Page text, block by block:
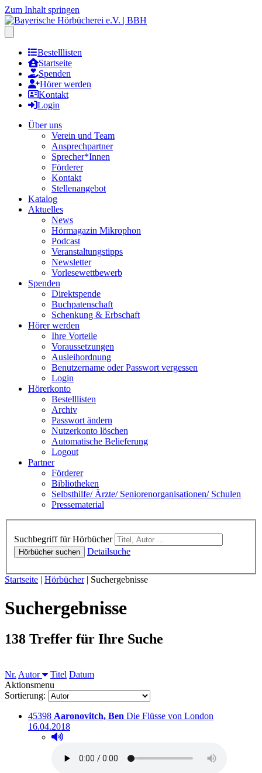
Zum Inhalt springen
Bestelllisten
Startseite
Spenden
Hörer werden
Kontakt
Login
Über uns
Verein und Team
Ansprechpartner
Sprecher*Innen
Förderer
Kontakt
Stellenangebot
Katalog
Aktuelles
News
Hörmagazin Mikrophon
Podcast
Veranstaltungstipps
Newsletter
Vorlesewettbewerb
Spenden
Direktspende
Buchpatenschaft
Schenkung & Erbschaft
Hörer werden
Ihre Vorteile
Voraussetzungen
Ausleihordnung
Benutzername oder Passwort vergessen
Login
Hörerkonto
Bestelllisten
Archiv
Passwort ändern
Nutzerkonto löschen
Automatische Belieferung
Logout
Partner
Förderer
Bibliotheken
Selbsthilfe/ Ärzte/ Seniorenorganisationen/ Schulen
Pressematerial
Suchbegriff für Hörbücher
Hörbücher suchen Detailsuche
Sie sind hier:
Startseite | Hörbücher| Suchergebnisse
Suchergebnisse
138 Treffer für Ihre Suche
Nr. Autor Sortieren nach
Titel Datum
Aktionsmenu
Sortierung:
Titelnummer:
45398 von
Aaronovitch, Ben Die Flüsse von London
16.04.2018
Hörprobe abspielen
Hörprobe von Die Flüsse von London